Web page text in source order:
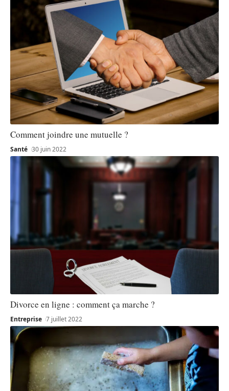
Comment joindre une mutuelle ?
Santé 30 juin 2022
Divorce en ligne : comment ça marche ?
Entreprise 7 juillet 2022